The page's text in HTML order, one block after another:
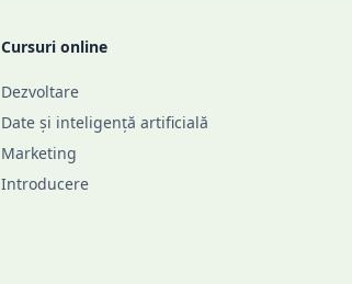
Cursuri online
Dezvoltare
Date și inteligență artificială
Marketing
Introducere